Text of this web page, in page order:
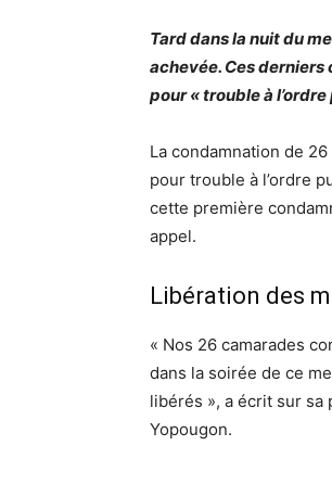
Tard dans la nuit du
achevée. Ces derniers
pour « trouble à
La condamnation de
pour trouble à l’ordre
cette première
appel.
Libération des
« Nos 26 camarades
dans la soirée de ce
libérés », a écrit sur sa
Yopougon.